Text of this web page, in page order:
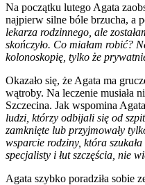
Na początku lutego Agata
najpierw silne bóle brzucha, a
lekarza rodzinnego, ale
skończyło. Co miałam robić?
kolonoskopię, tylko że
Okazało się, że Agata ma
wątroby. Na leczenie musiała
Szczecina. Jak wspomina
ludzi, którzy odbijali się od
zamknięte lub przyjmowały
wsparcie rodziny, która
specjalisty i łut szczęścia, nie
Agata szybko poradziła sobie